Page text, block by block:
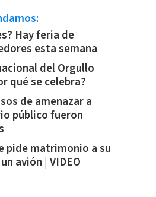
Hay feria de
esta semana
del Orgullo
qué se celebra?
de amenazar a
público fueron
pide matrimonio a su
avión | VIDEO